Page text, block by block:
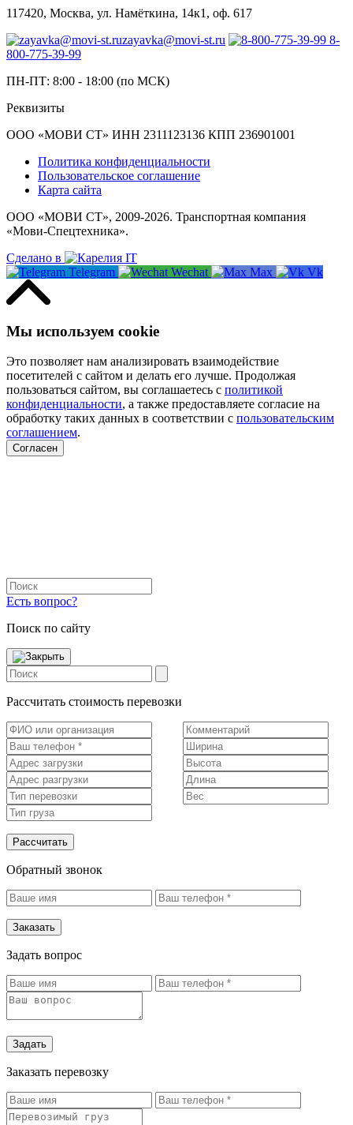
117420, Москва, ул. Намёткина, 14к1, оф. 617
zayavka@movi-st.ru
8-
800-775-39-99
ПН-ПТ: 8:00 - 18:00 (по МСК)
Реквизиты
ООО «МОВИ СТ» ИНН 2311123136 КПП 236901001
Политика конфиденциальности
Пользовательское соглашение
Карта сайта
ООО «МОВИ СТ», 2009-2026. Транспортная компания
«Мови-Спецтехника».
Сделано в
Telegram
Wechat Max Vk
Мы используем cookie
Это позволяет нам анализировать взаимодействие
посетителей с сайтом и делать его лучше. Продолжая
пользоваться сайтом, вы соглашаетесь с политикой
конфиденциальности, а также предоставляете согласие на
обработку таких данных в соответствии с пользовательским
соглашением.
Согласен
Есть вопрос?
Поиск по сайту
Рассчитать стоимость перевозки
Рассчитать
Обратный звонок
Заказать
Задать вопрос
Задать
Заказать перевозку